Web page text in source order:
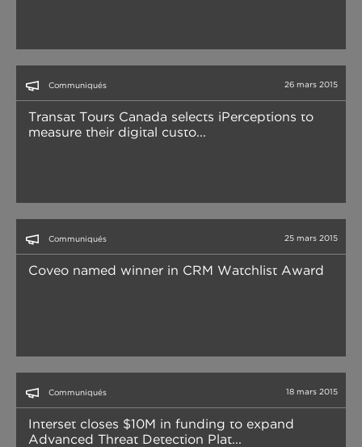
Communiqués 26 mars 2015
Transat Tours Canada selects iPerceptions to
measure their digital custo...
Communiqués 25 mars 2015
Coveo named winner in CRM Watchlist Award
Communiqués 18 mars 2015
Interset closes $10M in funding to expand
Advanced Threat Detection Plat...